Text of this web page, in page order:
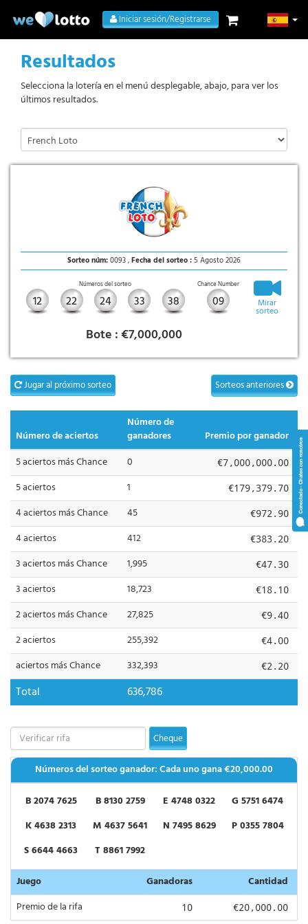
Iniciar sesión/Registrarse
Resultados
Selecciona la lotería en el menú desplegable, abajo, para ver los
últimos resultados.
Sorteo núm:0093 ,Fecha del sorteo :5 Agosto 2026
Números del sorteo Chance Number
12 22 24 33 38 09
Bote :€7,000,000
Mirar
sorteo
Jugar al próximo sorteo Sorteos anteriores
Número de aciertos
Número de
ganadores
Premio por ganador
5 aciertos más Chance
0 €7,000,000.00
5 aciertos 1 €179,379.70
4 aciertos más Chance 45 €972.90
4 aciertos 412 €383.20
3 aciertos más Chance 1,995 €47.30
3 aciertos 18,723 €18.10
2 aciertos más Chance 27,825 €9.40
2 aciertos 255,392 €4.00
aciertos más Chance 332,393 €2.20
Total 636,786
Cheque
Números del sorteo ganador: Cada uno gana€20,000.00
B 2074 7625
B 8130 2759 E 4748 0322
G 5751 6474
K 4638 2313
M 4637 5641 N 7495 8629
P 0355 7804
S 6644 4663
T 8861 7992
Juego
Ganadoras
Cantidad
Premio de la rifa
10 €20,000.00